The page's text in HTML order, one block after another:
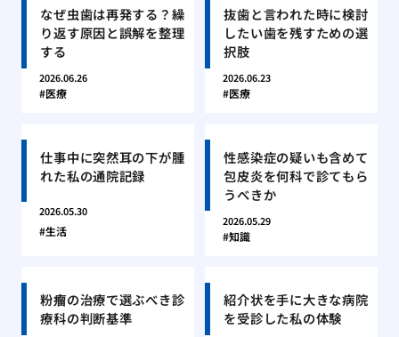
なぜ虫歯は再発する？繰
り返す原因と誤解を整理
する
2026.06.26
医療
抜歯と言われた時に検討
したい歯を残すための選
択肢
2026.06.23
医療
仕事中に突然耳の下が腫
れた私の通院記録
2026.05.30
生活
性感染症の疑いも含めて
包皮炎を何科で診てもら
うべきか
2026.05.29
知識
粉瘤の治療で選ぶべき診
療科の判断基準
紹介状を手に大きな病院
を受診した私の体験